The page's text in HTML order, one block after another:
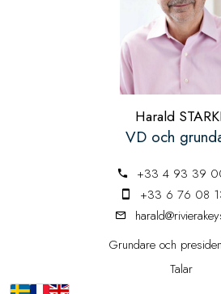
Harald
VD och
+33 4 93 39
+33 6 76 08
Grundare och
Talar